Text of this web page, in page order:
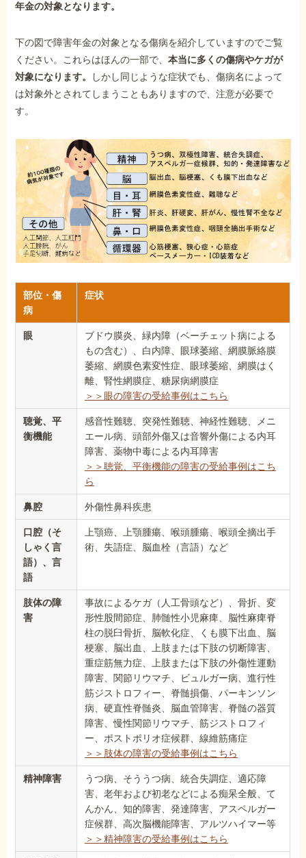
年金の対象となります。
下の図で障害年金の対象となる傷病を紹介していますのでご覧
ください。これらはほんの一部で、本当に多くの傷病やケガが
対象になります。
しかし同じような症状でも、傷病名によって
は対象外とされてしまうこともありますので、注意が必要で
す。
部位・傷
病
症状
眼
ブドウ膜炎、緑内障（ベーチェット病による
もの含む）、白内障、眼球萎縮、網膜脈絡膜
萎縮、網膜色素変性症、眼球萎縮、網膜はく
離、腎性網膜症、糖尿病網膜症
＞＞眼の障害の受給事例はこちら
聴覚、平
衡機能
感音性難聴、突発性難聴、神経性難聴、メニ
エール病、頭部外傷又は音響外傷による内耳
障害、薬物中毒による内耳障害
＞＞聴覚、平衡機能の障害の受給事例はこち
ら
鼻腔 外傷性鼻科疾患
口腔（そ
しゃく言
語）、言
語
上顎癌、上顎腫瘍、喉頭腫瘍、喉頭全摘出手
術、失語症、脳血栓（言語）など
肢体の障
害
事故によるケガ（人工骨頭など）、骨折、変
形性股間節症、肺髄性小児麻痺、脳性麻痺脊
柱の脱臼骨折、脳軟化症、くも膜下出血、脳
梗塞、脳出血、上肢または下肢の切断障害、
重症筋無力症、上肢または下肢の外傷性運動
障害、関節リウマチ、ビュルガー病、進行性
筋ジストロフィー、脊髄損傷、パーキンソン
病、硬直性脊髄炎、脳血管障害、脊髄の器質
障害、慢性関節リウマチ、筋ジストロフィ
ー、ポストポリオ症候群、線維筋痛症
＞＞肢体の障害の受給事例はこちら
精神障害
うつ病、そううつ病、統合失調症、適応障
害、老年および初老などによる痴呆全般、て
んかん、知的障害、発達障害、アスペルガー
症候群、高次脳機能障害、アルツハイマー等
＞＞精神障害の受給事例はこちら